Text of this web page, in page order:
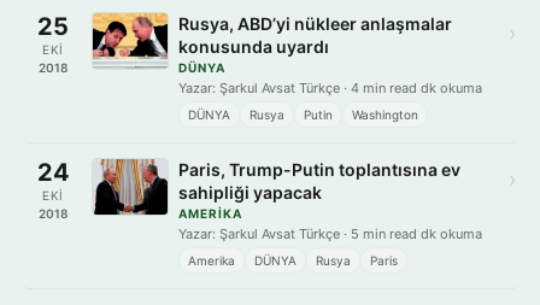
25
EKI
2018
Rusya, ABD’yi nükleer anlaşmalar
konusunda uyardı
DÜNYA
Yazar: Şarkul Avsat Türkçe · 4 min read dk okuma
DÜNYA Rusya Putin Washington
›
24
EKI
2018
Paris, Trump-Putin toplantısına ev
sahipliği yapacak
AMERIKA
Yazar: Şarkul Avsat Türkçe · 5 min read dk okuma
Amerika DÜNYA Rusya Paris
›